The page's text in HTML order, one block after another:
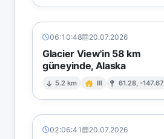
06:10:48 20.07.2026
Glacier View'in 58 km
güneyinde, Alaska
5.2 km III 61.28, -147.67
02:06:41 20.07.2026